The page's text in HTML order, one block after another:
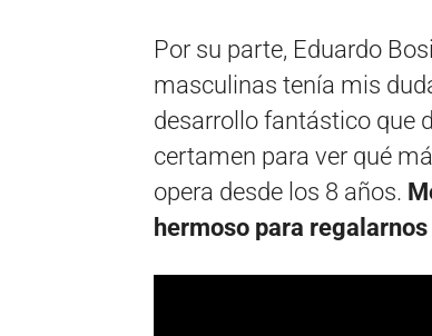
Por su parte, Eduardo
masculinas tenía mis
desarrollo fantástico que
certamen para ver qué
opera desde los 8 años.
hermoso para